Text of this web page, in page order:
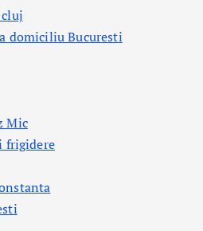
domiciliu Bucuresti
Mic
frigidere